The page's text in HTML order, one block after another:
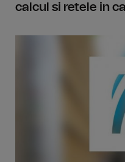
calcul si retele in